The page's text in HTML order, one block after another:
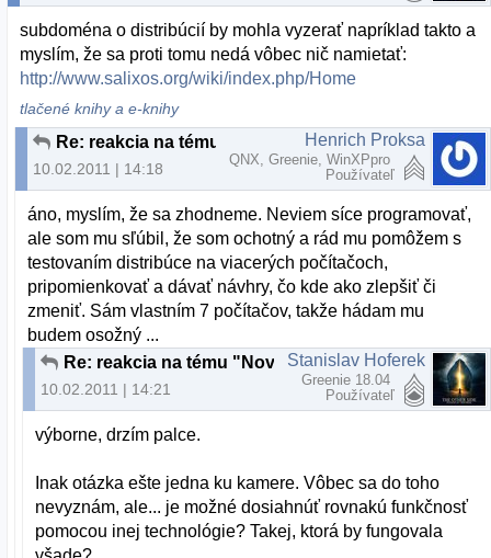
subdoména o distribúcií by mohla vyzerať napríklad takto a
myslím, že sa proti tomu nedá vôbec nič namietať:
http://www.salixos.org/wiki/index.php/Home
tlačené knihy a e-knihy
Re: reakcia na tému "Nove slovenske linuxove distro"
10.02.2011 | 14:18
Henrich Proksa
QNX, Greenie, WinXPpro
Používateľ
áno, myslím, že sa zhodneme. Neviem síce programovať,
ale som mu sľúbil, že som ochotný a rád mu pomôžem s
testovaním distribúce na viacerých počítačoch,
pripomienkovať a dávať návhry, čo kde ako zlepšiť či
zmeniť. Sám vlastním 7 počítačov, takže hádam mu
budem osožný ...
Re: reakcia na tému "Nove slovenske linuxove distro"
10.02.2011 | 14:21
Stanislav Hoferek
Greenie 18.04
Používateľ
výborne, drzím palce.
Inak otázka ešte jedna ku kamere. Vôbec sa do toho
nevyznám, ale... je možné dosiahnúť rovnakú funkčnosť
pomocou inej technológie? Takej, ktorá by fungovala